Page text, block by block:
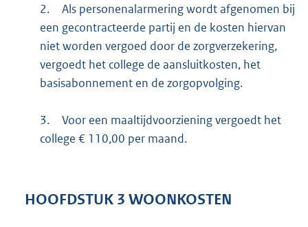
2.
Als personenalarmering wordt afgenomen bij
een gecontracteerde partij en de kosten hiervan
niet worden vergoed door de zorgverzekering,
vergoedt het college de aansluitkosten, het
basisabonnement en de zorgopvolging.
3.
Voor een maaltijdvoorziening vergoedt het
college € 110,00 per maand.
HOOFDSTUK 3 WOONKOSTEN